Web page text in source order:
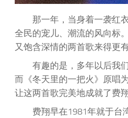
那一年，当身着一袭红
全民的宠儿、潮流的风向标
又饱含深情的两首歌来得更
有趣的是，多年以后我
而《冬天里的一把火》原唱
让这两首歌完美地成就了费翔
费翔早在1981年就于台